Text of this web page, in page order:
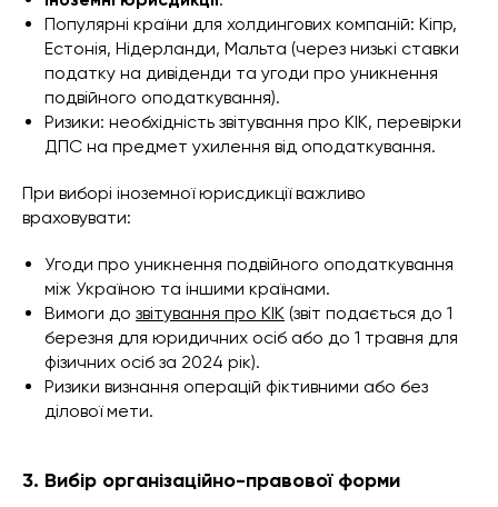
Популярні країни для холдингових компаній: Кіпр,
Естонія, Нідерланди, Мальта (через низькі ставки
податку на дивіденди та угоди про уникнення
подвійного оподаткування).
Ризики: необхідність звітування про КІК, перевірки
ДПС на предмет ухилення від оподаткування.
При виборі іноземної юрисдикції важливо
враховувати:
Угоди про уникнення подвійного оподаткування
між Україною та іншими країнами.
Вимоги до звітування про КІК (звіт подається до 1
березня для юридичних осіб або до 1 травня для
фізичних осіб за 2024 рік).
Ризики визнання операцій фіктивними або без
ділової мети.
3. Вибір організаційно-правової форми